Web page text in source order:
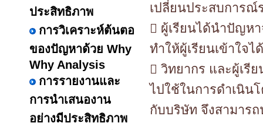
ประสิทธิภาพ
การวิเคราะห์ต้นตอ
ของปัญหาด้วย Why
Why Analysis
การรายงานและ
การนำเสนองาน
อย่างมีประสิทธิภาพ
เปลี่ยนประสบการณ์
 ผู้เรียนได้นำปัญห
ทำให้ผู้เรียนเข้าใจไ
 วิทยากร และผู้เรี
ไปใช้ในการดำเนิน
กับบริษัท จึงสามาร